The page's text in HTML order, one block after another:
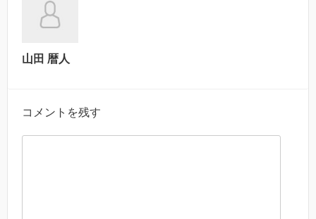
山田 暦人
コメントを残す